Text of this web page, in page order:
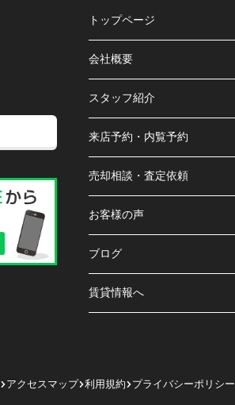
トップページ
会社概要
スタッフ紹介
来店予約・内覧予約
売却相談・査定依頼
お客様の声
ブログ
賃貸情報へ
アクセスマップ 利用規約 プライバシーポリシー